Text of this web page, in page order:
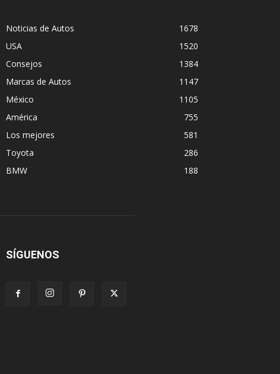
Noticias de Autos
1678
USA
1520
Consejos
1384
Marcas de Autos
1147
México
1105
América
755
Los mejores
581
Toyota
286
BMW
188
SÍGUENOS